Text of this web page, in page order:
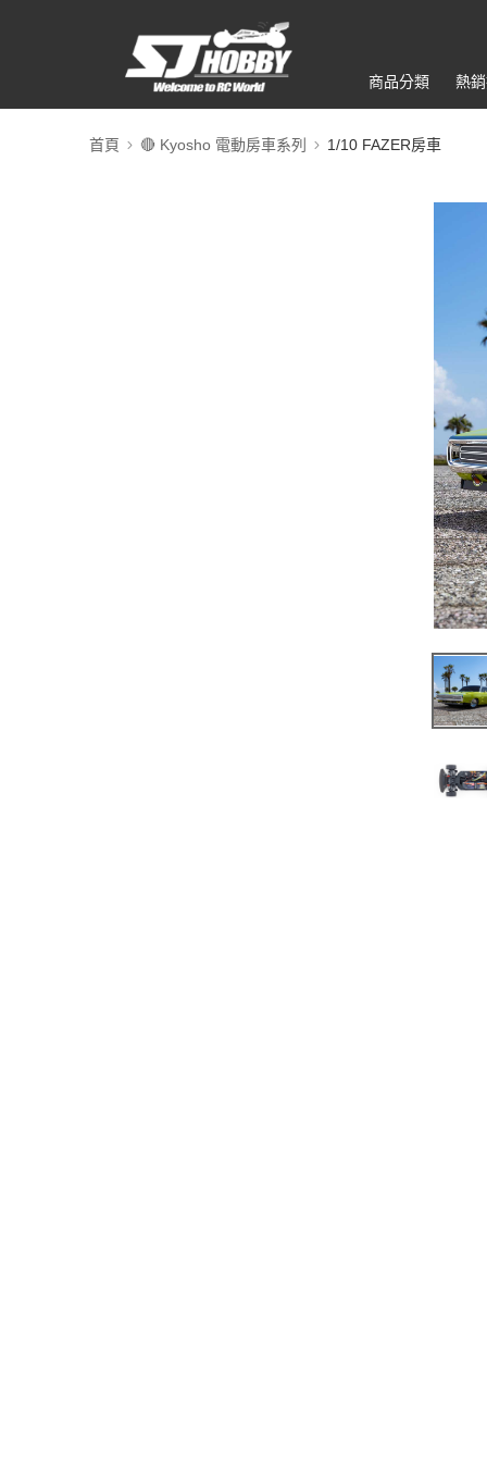
商品分類 熱
首頁 🔴 Kyosho 電動房車系列 1/10 FAZER房車